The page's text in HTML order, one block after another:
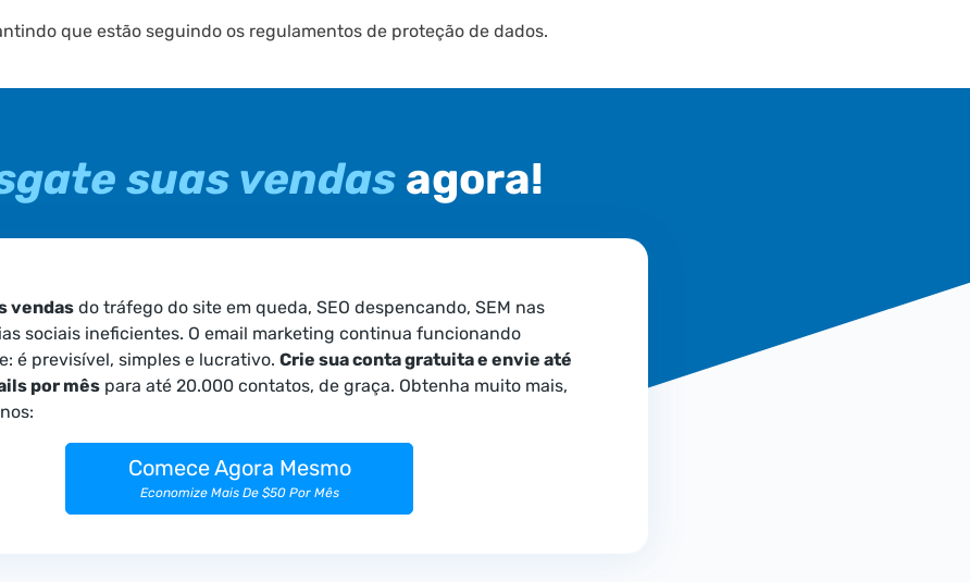
que estão seguindo os regulamentos de proteção de dados.
suas vendas agora!
vendasdo tráfego do site em queda, SEO despencando, SEM nas
sociais ineficientes. O email marketing continua funcionando
é previsível, simples e lucrativo. Crie sua conta gratuita e envie até
por mêspara até 20.000 contatos, de graça. Obtenha muito mais,
Comece Agora Mesmo
Economize Mais De $50 Por Mês